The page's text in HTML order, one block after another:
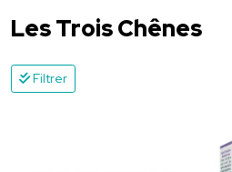
Les Trois Chênes
Filtrer